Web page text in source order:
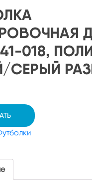
018,
СЕРЫЙ